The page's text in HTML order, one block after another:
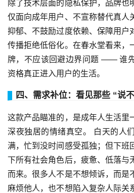
除了技术层面的隐私保护，品牌也
仅面向成年用户、不宣称替代真人
抑郁、不鼓励过度依赖、保障用户
传播拒绝低俗化。在春水堂看来，
牌，不应该回避边界问题 —— 谁
资格真正进入用户的生活。
四、需求补位：看见那些 “说
这款产品瞄准的，是成年人生活里
深夜独居的情绪真空。
白天的人
满，忙到没时间感受孤独；但下班
下所有社会角色后，疲惫、低落与
而来。很多人不是不想倾诉，而是
麻烦他人，也不想陷入复杂人际关